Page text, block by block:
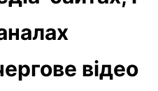
відео